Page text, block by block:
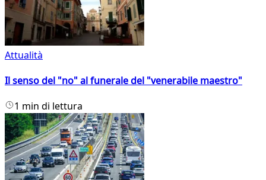
Attualità
Il senso del "no" al funerale del "venerabile maestro"
1 min di lettura